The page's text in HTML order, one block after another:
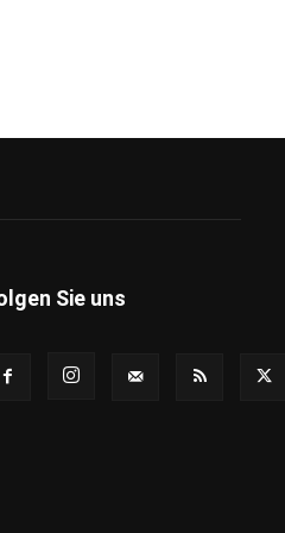
Sie uns